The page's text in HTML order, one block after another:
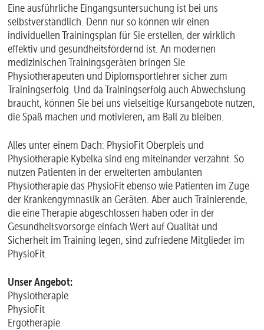
Eine ausführliche Eingangsuntersuchung ist bei uns
selbstverständlich. Denn nur so können wir einen
individuellen Trainingsplan für Sie erstellen, der wirklich
effektiv und gesundheitsfördernd ist. An modernen
medizinischen Trainingsgeräten bringen Sie
Physiotherapeuten und Diplomsportlehrer sicher zum
Trainingserfolg. Und da Trainingserfolg auch Abwechslung
braucht, können Sie bei uns vielseitige Kursangebote nutzen,
die Spaß machen und motivieren, am Ball zu bleiben.
Alles unter einem Dach: PhysioFit Oberpleis und
Physiotherapie Kybelka sind eng miteinander verzahnt. So
nutzen Patienten in der erweiterten ambulanten
Physiotherapie das PhysioFit ebenso wie Patienten im Zuge
der Krankengymnastik an Geräten. Aber auch Trainierende,
die eine Therapie abgeschlossen haben oder in der
Gesundheitsvorsorge einfach Wert auf Qualität und
Sicherheit im Training legen, sind zufriedene Mitglieder im
PhysioFit.
Unser Angebot:
Physiotherapie
PhysioFit
Ergotherapie